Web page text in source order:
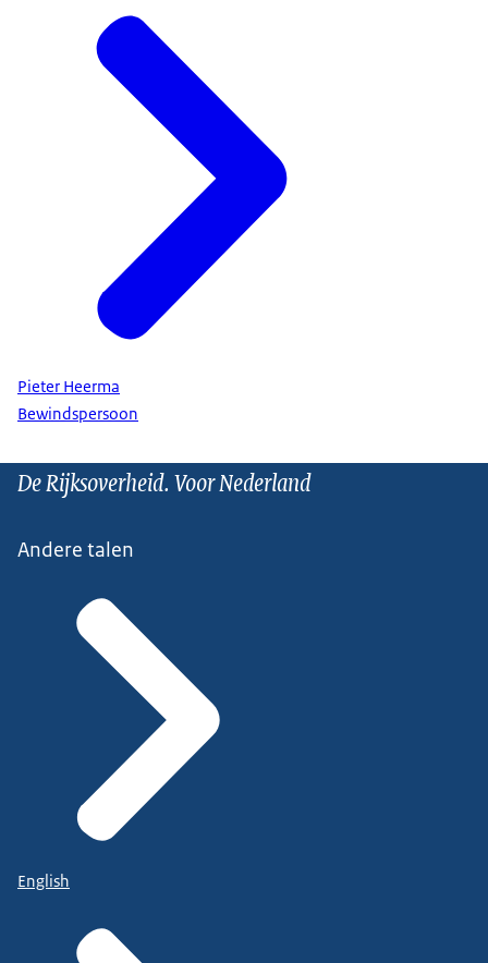
Pieter Heerma
Bewindspersoon
De Rijksoverheid. Voor Nederland
Andere talen
English